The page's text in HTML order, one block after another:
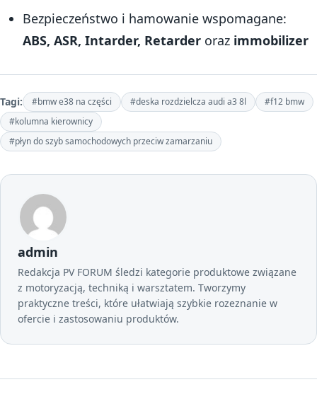
Bezpieczeństwo i hamowanie wspomagane:
ABS, ASR, Intarder, Retarderoraz immobilizer
Tagi: #bmw e38 na części #deska rozdzielcza audi a3 8l
#f12 bmw
#kolumna kierownicy
#płyn do szyb samochodowych przeciw zamarzaniu
admin
Redakcja PV FORUM śledzi kategorie produktowe związane
z motoryzacją, techniką i warsztatem. Tworzymy
praktyczne treści, które ułatwiają szybkie rozeznanie w
ofercie i zastosowaniu produktów.